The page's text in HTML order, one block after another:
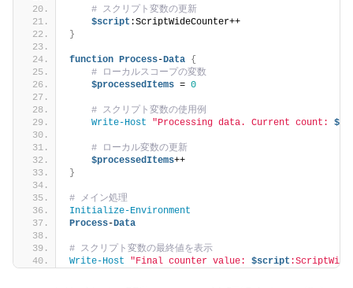
# スクリプト変数の更新
$script :ScriptWideCounter++
}
function Process-Data {
# ローカルスコープの変数
$processedItems = 0
# スクリプト変数の使用例
Write-Host
"Processing data. Current count:
# ローカル変数の更新
$processedItems++
}
# メイン処理
Initialize-Environment
Process-Data
# スクリプト変数の最終値を表示
Write-Host
"Final counter value: $script